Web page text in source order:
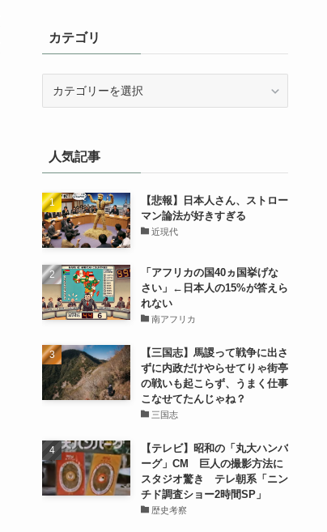
カテゴリ
人気記事
【悲報】日本人さん、ストロー
マン論法が好きすぎる
近現代
「アフリカの国40ヵ国挙げな
さい」←日本人の15%が答えら
れない
南アフリカ
【三国志】馬謖って戦争に出さ
ずに内政だけやらせてりゃ街亭
の戦いも起こらず、うまく仕事
こなせてたんじゃね？
三国志
【テレビ】昭和の「丸大ハンバ
ーグ」CM 巨人の撮影方法に
スタジオ驚き テレ朝系「ニン
チド調査ショー2時間SP」
歴史考察